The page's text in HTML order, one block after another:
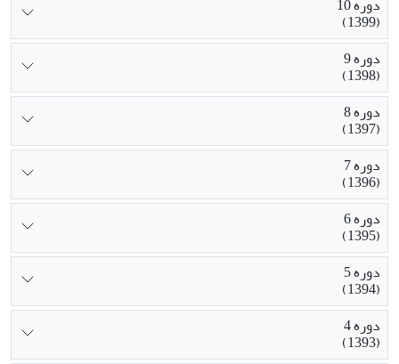
(1399)
دوره 9
(1398)
دوره 8
(1397)
دوره 7
(1396)
دوره 6
(1395)
دوره 5
(1394)
دوره 4
(1393)